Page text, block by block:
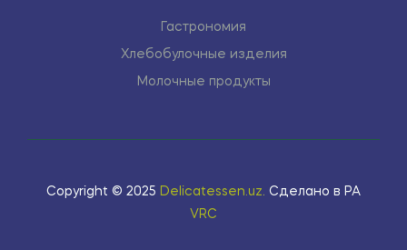
Гастрономия
Хлебобулочные изделия
Молочные продукты
Copyright © 2025 Delicatessen.uz. Сделано в РА
VRC